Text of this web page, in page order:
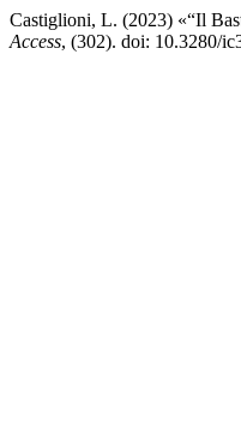
Castiglioni, L. (2023) «“Il
Access, (302). doi: 10.3280/